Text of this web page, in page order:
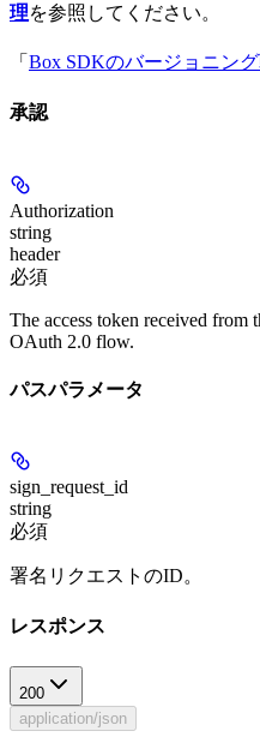
理を参照してください。
「 Box SDKのバージョニン
承認
Authorization
string
header
必須
The access token received from
OAuth 2.0 flow.
パスパラメータ
sign_request_id
string
必須
署名リクエストのID。
レスポンス
200
application/json